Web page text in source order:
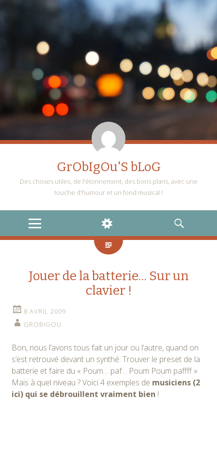
GrObIgOu'S bLoG
Des choses utiles, de l'étonnement, des bons plans, avec une
touche d'humour et un fond musical !
MENU
WIDGETS
RECHERCHE
Jouer de la batterie… Sur un
clavier !
8 AVRIL 2009
GROBIGOU
Bon, nous l’avons tous fait un jour ou l’autre, quand on
s’est retrouvé devant un synthé. Trouver le preset de la
batterie et faire du « Poum… paf… Poum Poum paffff »
Mais à quel niveau ? Voici 4 exemples de musiciens (2
ici) qui se débrouillent vraiment bien !